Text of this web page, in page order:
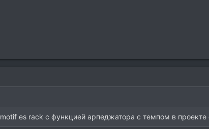
es rack с функцией арпеджатора с темпом в проекте